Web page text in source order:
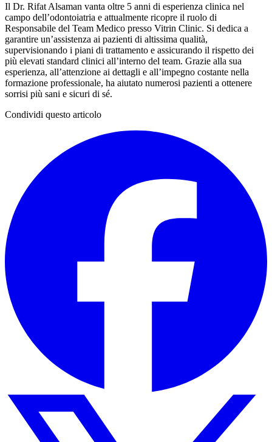
Il Dr. Rifat Alsaman vanta oltre 5 anni di esperienza clinica nel
campo dell’odontoiatria e attualmente ricopre il ruolo di
Responsabile del Team Medico presso Vitrin Clinic. Si dedica a
garantire un’assistenza ai pazienti di altissima qualità,
supervisionando i piani di trattamento e assicurando il rispetto dei
più elevati standard clinici all’interno del team. Grazie alla sua
esperienza, all’attenzione ai dettagli e all’impegno costante nella
formazione professionale, ha aiutato numerosi pazienti a ottenere
sorrisi più sani e sicuri di sé.
Condividi questo articolo